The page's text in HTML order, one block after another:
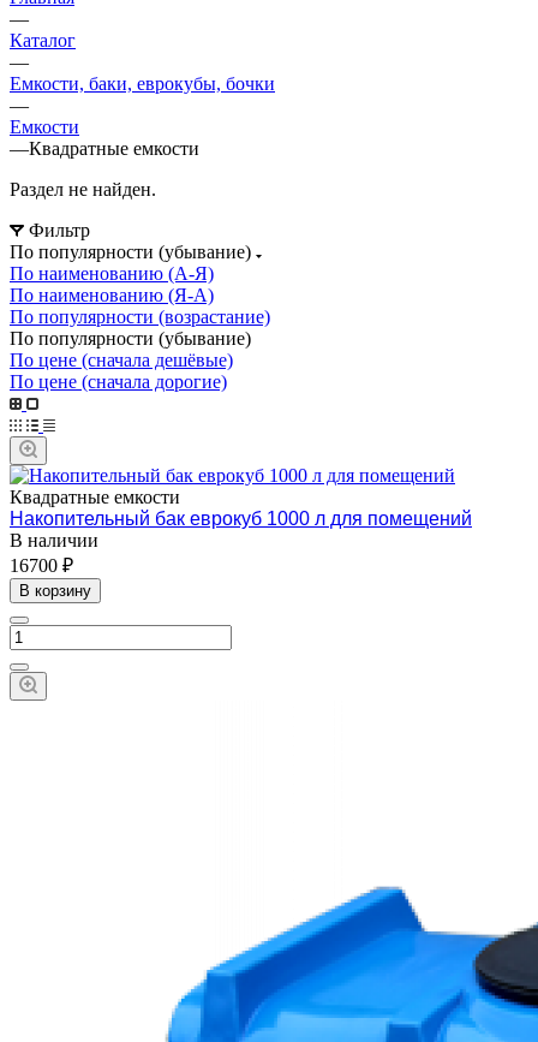
—
Каталог
—
Емкости, баки, еврокубы, бочки
—
Емкости
—Квадратные емкости
Раздел не найден.
Фильтр
По популярности (убывание)
По наименованию (А-Я)
По наименованию (Я-А)
По популярности (возрастание)
По популярности (убывание)
По цене (сначала дешёвые)
По цене (сначала дорогие)
Квадратные емкости
Накопительный бак еврокуб 1000 л для помещений
В наличии
16700 ₽
В корзину